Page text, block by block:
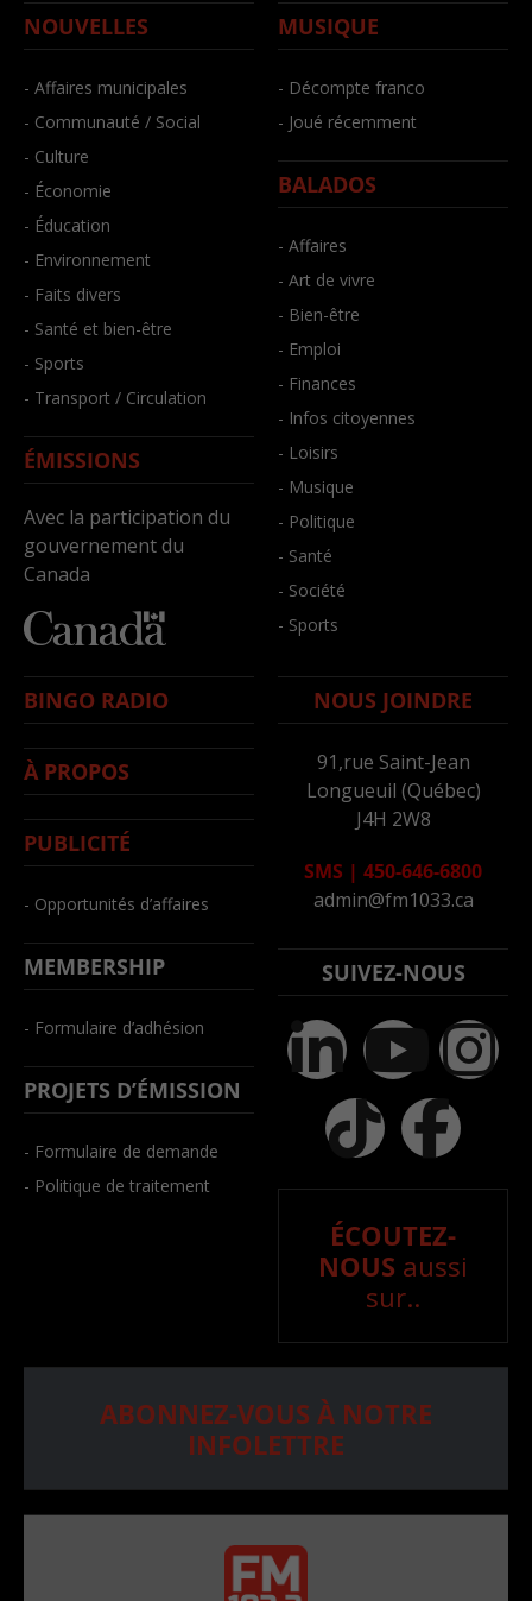
NOUVELLES
- Affaires municipales
- Communauté / Social
- Culture
- Économie
- Éducation
- Environnement
- Faits divers
- Santé et bien-être
- Sports
- Transport / Circulation
ÉMISSIONS
Avec la participation du
gouvernement du
Canada
MUSIQUE
- Décompte franco
- Joué récemment
BALADOS
- Affaires
- Art de vivre
- Bien-être
- Emploi
- Finances
- Infos citoyennes
- Loisirs
- Musique
- Politique
- Santé
- Société
- Sports
BINGO RADIO
À PROPOS
PUBLICITÉ
- Opportunités d’affaires
MEMBERSHIP
- Formulaire d’adhésion
PROJETS D’ÉMISSION
- Formulaire de demande
- Politique de traitement
NOUS JOINDRE
91,rue Saint-Jean
Longueuil (Québec)
J4H 2W8
SMS | 450-646-6800
admin@fm1033.ca
SUIVEZ-NOUS
ÉCOUTEZ-
NOUS aussi
sur..
ABONNEZ-VOUS À NOTRE
INFOLETTRE